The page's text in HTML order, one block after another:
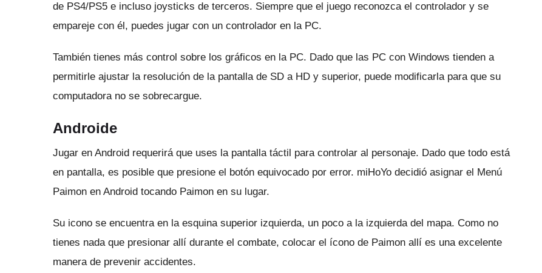
de PS4/PS5 e incluso joysticks de terceros. Siempre que el juego reconozca el controlador y se
empareje con él, puedes jugar con un controlador en la PC.
También tienes más control sobre los gráficos en la PC. Dado que las PC con Windows tienden a
permitirle ajustar la resolución de la pantalla de SD a HD y superior, puede modificarla para que su
computadora no se sobrecargue.
Androide
Jugar en Android requerirá que uses la pantalla táctil para controlar al personaje. Dado que todo está
en pantalla, es posible que presione el botón equivocado por error. miHoYo decidió asignar el Menú
Paimon en Android tocando Paimon en su lugar.
Su icono se encuentra en la esquina superior izquierda, un poco a la izquierda del mapa. Como no
tienes nada que presionar allí durante el combate, colocar el ícono de Paimon allí es una excelente
manera de prevenir accidentes.